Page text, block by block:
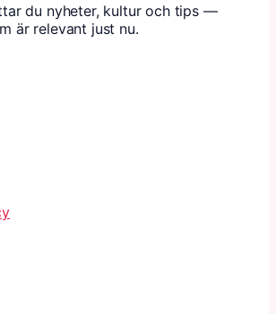
du nyheter, kultur och tips —
är relevant just nu.